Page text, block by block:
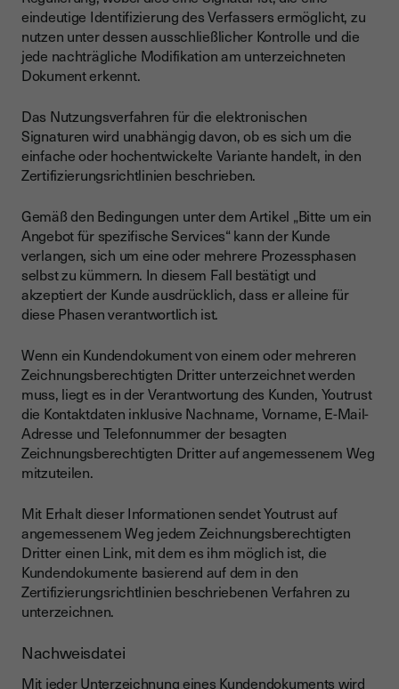
eindeutige Identifizierung des Verfassers ermöglicht, zu
nutzen unter dessen ausschließlicher Kontrolle und die
jede nachträgliche Modifikation am unterzeichneten
Dokument erkennt.
Das Nutzungsverfahren für die elektronischen
Signaturen wird unabhängig davon, ob es sich um die
einfache oder hochentwickelte Variante handelt, in den
Zertifizierungsrichtlinien beschrieben.
Gemäß den Bedingungen unter dem Artikel „Bitte um ein
Angebot für spezifische Services“ kann der Kunde
verlangen, sich um eine oder mehrere Prozessphasen
selbst zu kümmern. In diesem Fall bestätigt und
akzeptiert der Kunde ausdrücklich, dass er alleine für
diese Phasen verantwortlich ist.
Wenn ein Kundendokument von einem oder mehreren
Zeichnungsberechtigten Dritter unterzeichnet werden
muss, liegt es in der Verantwortung des Kunden, Youtrust
die Kontaktdaten inklusive Nachname, Vorname, E-Mail-
Adresse und Telefonnummer der besagten
Zeichnungsberechtigten Dritter auf angemessenem Weg
mitzuteilen.
Mit Erhalt dieser Informationen sendet Youtrust auf
angemessenem Weg jedem Zeichnungsberechtigten
Dritter einen Link, mit dem es ihm möglich ist, die
Kundendokumente basierend auf dem in den
Zertifizierungsrichtlinien beschriebenen Verfahren zu
unterzeichnen.
Nachweisdatei
Mit jeder Unterzeichnung eines Kundendokuments wird